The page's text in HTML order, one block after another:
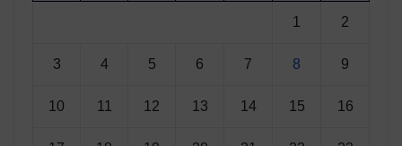
1 2
3 4 5 6 7 8 9
10 11 12 13 14 15 16